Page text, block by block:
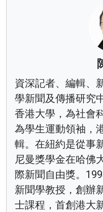
資深記者、編輯、
學新聞及傳播研究
香港大學，為社會
為學生運動領袖，
輯。在紐約是從事
尼曼獎學金在哈佛
際新聞自由獎。
新聞學教授，創辦
士課程，首創港大